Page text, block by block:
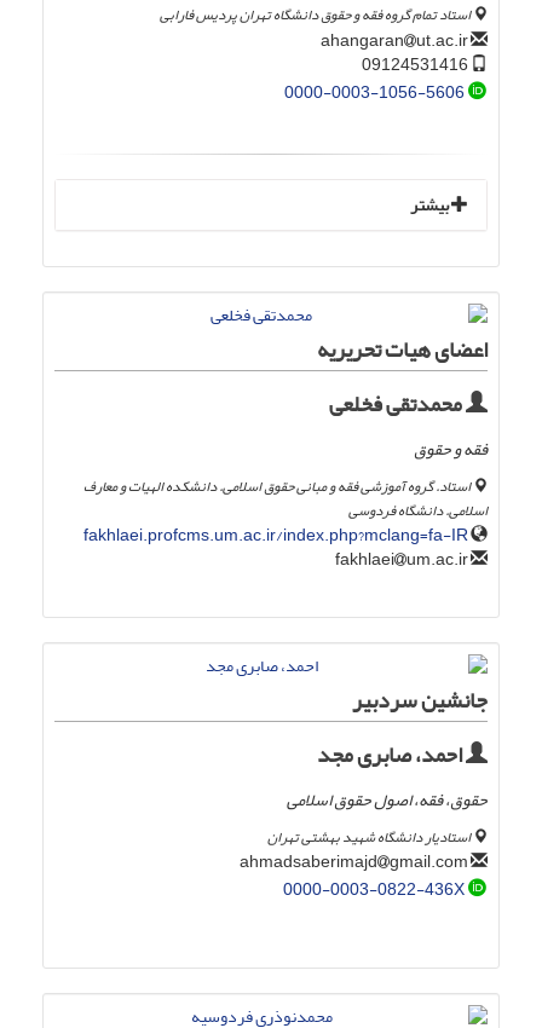
استاد تمام گروه فقه و حقوق دانشگاه تهران پردیس فارابی
ut.ac.ir
0000-0003-1056-5606
بیشتر
اعضای هیات تحریریه
محمدتقی فخلعی
فقه و حقوق
استاد. گروه آموزشی فقه و مبانی حقوق اسلامی. دانشکده الهیات و معارف
اسلامی. دانشگاه فردوسی
fakhlaei.profcms.um.ac.ir/index.php?mclang=fa-IR
um.ac.ir
جانشین سردبیر
احمد، صابری مجد
حقوق، فقه، اصول حقوق اسلامی
استادیار دانشگاه شهید بهشتی تهران
gmail.com
0000-0003-0822-436X